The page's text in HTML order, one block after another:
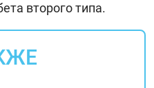
второго типа.